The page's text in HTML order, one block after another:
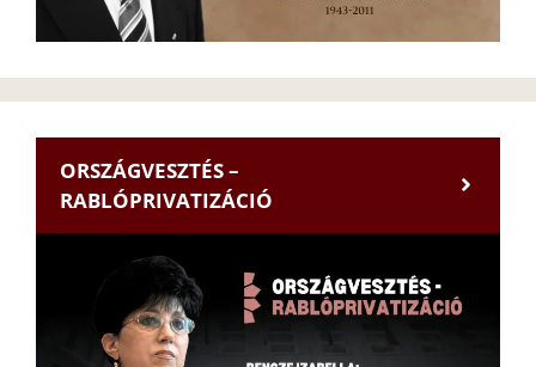
ORSZÁGVESZTÉS –
RABLÓPRIVATIZÁCIÓ